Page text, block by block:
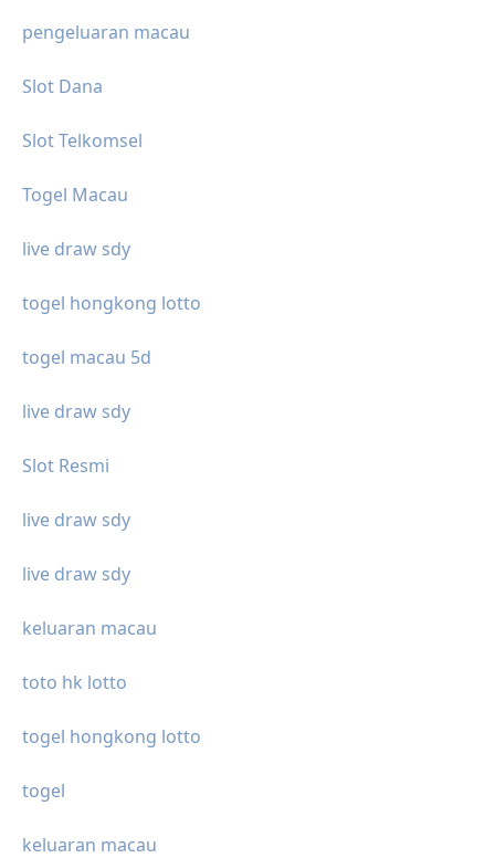
pengeluaran macau
Slot Dana
Slot Telkomsel
Togel Macau
live draw sdy
togel hongkong lotto
togel macau 5d
live draw sdy
Slot Resmi
live draw sdy
live draw sdy
keluaran macau
toto hk lotto
togel hongkong lotto
togel
keluaran macau